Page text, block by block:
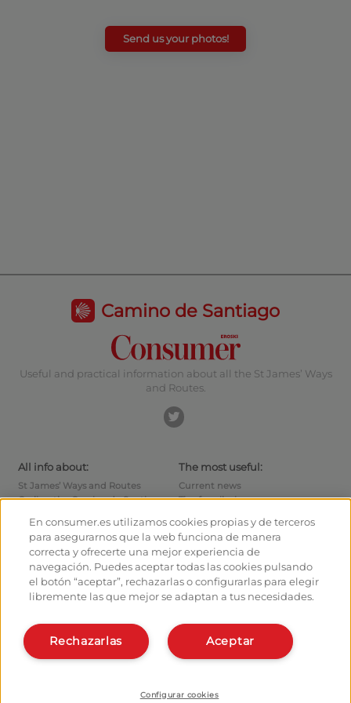
Send us your photos!
Camino de Santiago
Useful and practical information about all the St James’ Ways
and Routes.
All info about:
St James’ Ways and Routes
Cycling the Camino de Santiago
Monuments
Pilgrims' forum
Pilgrims' photographs
The most useful:
Current news
Tips for pilgrims
departure
How to leave Santiago
Calculates your expenses
History
Hostel owners and managers:
Register your Hostel
Learn more about us:
Organise and plan your route
Apps about the Way
En consumer.es utilizamos cookies propias y de terceros
para asegurarnos que la web funciona de manera
correcta y ofrecerte una mejor experiencia de
navegación. Puedes aceptar todas las cookies pulsando
el botón “aceptar”, rechazarlas o configurarlas para elegir
libremente las que mejor se adaptan a tus necesidades.
Aceptar
Rechazarlas
Configurar cookies